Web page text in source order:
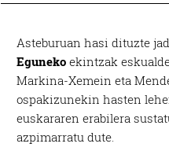
Asteburuan hasi dituzte
Eguneko ekintzak
Markina-Xemein eta
ospakizunekin hasten
euskararen erabilera
azpimarratu dute.